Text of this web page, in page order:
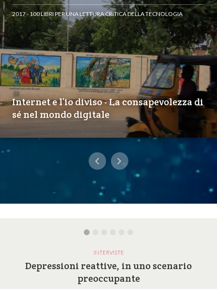
2017 - 100 LIBRI PER UNA LETTURA CRITICA DELLA TECNOLOGIA
Internet e l’io diviso - La consapevolezza di
sé nel mondo digitale
INTERVISTE
Depressioni reattive, in uno scenario
preoccupante